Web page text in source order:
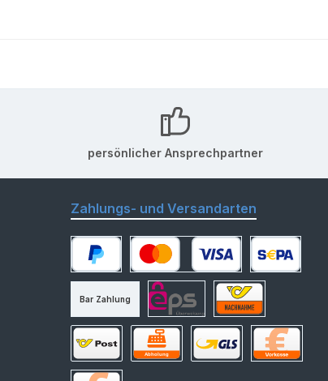
persönlicher Ansprechpartner
Zahlungs- und Versandarten
PayPal Kredit- oder DebitkarteSEPA Lastschrift
Bar Zahlung
eps Nachnahme
Versand Österreich